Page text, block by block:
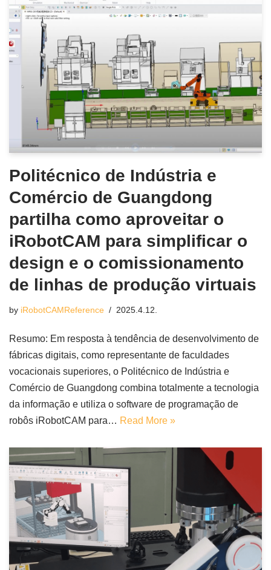
Politécnico de Indústria e
Comércio de Guangdong
partilha como aproveitar o
iRobotCAM para simplificar o
design e o comissionamento
de linhas de produção virtuais
by iRobotCAMReference 2025.4.12.
Resumo: Em resposta à tendência de desenvolvimento de
fábricas digitais, como representante de faculdades
vocacionais superiores, o Politécnico de Indústria e
Comércio de Guangdong combina totalmente a tecnologia
da informação e utiliza o software de programação de
robôs iRobotCAM para… Read More »